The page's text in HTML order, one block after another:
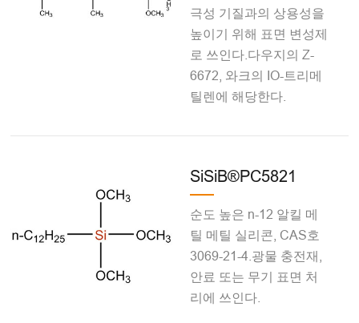
극성 기질과의 상용성을
높이기 위해 표면 변성제
로 쓰인다.다우지의 Z-
6672, 와크의 IO-트리메
틸렌에 해당한다.
SiSiB®PC5821
순도 높은 n-12 알킬 메
틸 메틸 실리콘, CAS호
3069-21-4.광물 충전재,
안료 또는 무기 표면 처
리에 쓰인다.